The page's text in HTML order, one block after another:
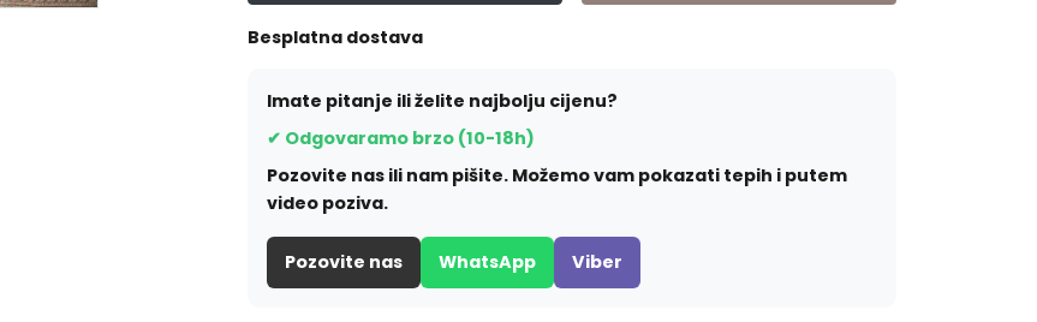
Besplatna dostava
Imate pitanje ili želite najbolju cijenu?
✔ Odgovaramo brzo (10-18h)
Pozovite nas ili nam pišite. Možemo vam pokazati tepih i putem
video poziva.
Pozovite nas WhatsApp Viber